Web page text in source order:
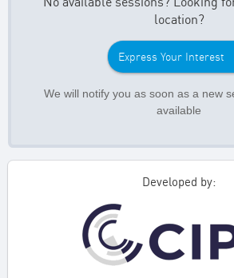
location?
Express Your Interest
We will notify you as soon as a new
available
Developed by: